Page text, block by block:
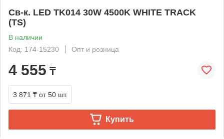
Св-к. LED TK014 30W 4500K WHITE TRACK
(TS)
В наличии
Код: 174-15230
Опт и розница
4 555 ₸
3 871 ₸ от 50 шт.
Купить